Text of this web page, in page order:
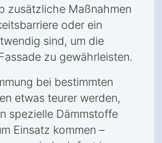
zusätzliche Maßnahmen
oder ein
sind, um die
zu gewährleisten.
bei bestimmten
etwas teurer werden,
spezielle Dämmstoffe
Einsatz kommen –